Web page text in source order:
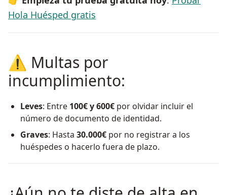
Hola Huésped gratis
⚠️ Multas por
incumplimiento:
Leves: Entre 100€ y 600€ por olvidar incluir el
número de documento de identidad.
Graves: Hasta 30.000€ por no registrar a los
huéspedes o hacerlo fuera de plazo.